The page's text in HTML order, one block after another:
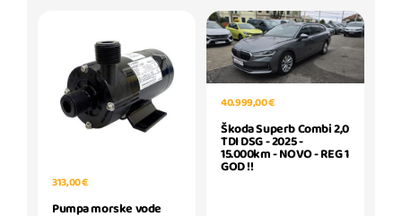
313,00 €
Pumpa morske vode
40.999,00 €
Škoda Superb Combi 2,0
TDI DSG - 2025 -
15.000km - NOVO - REG 1
GOD !!